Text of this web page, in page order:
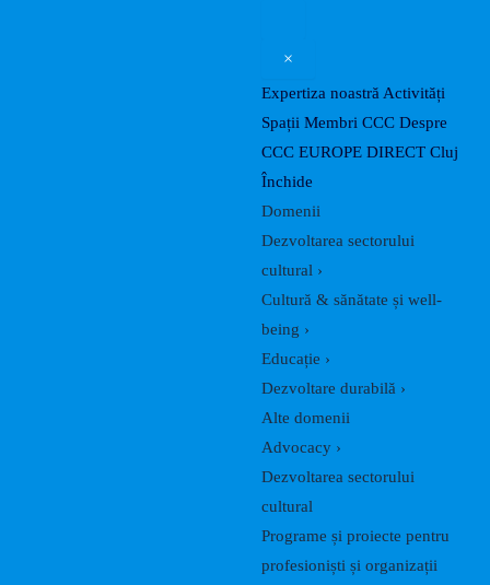
×
Expertiza noastră Activități
Spații Membri CCC Despre
CCC EUROPE DIRECT Cluj
Închide
Domenii
Dezvoltarea sectorului
cultural ›
Cultură & sănătate și well-
being ›
Educație ›
Dezvoltare durabilă ›
Alte domenii
Advocacy ›
Dezvoltarea sectorului
cultural
Programe și proiecte pentru
profesioniști și organizații